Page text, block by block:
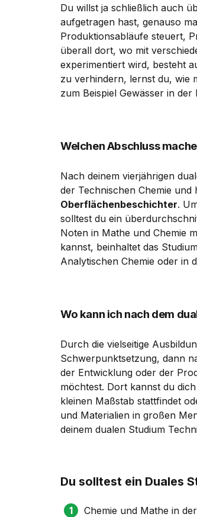
Du willst ja schließlich auch
aufgetragen hast, genauso
Produktionsabläufe steuert,
überall dort, wo mit
experimentiert wird, besteht
zu verhindern, lernst du, wie
zum Beispiel Gewässer in
Welchen Abschluss
Nach deinem vierjährigen
der Technischen Chemie und
Oberflächenbeschichter.
solltest du ein
Noten in Mathe und Chemie
kannst, beinhaltet das
Analytischen Chemie oder in
Wo kann ich nach dem
Durch die vielseitige
Schwerpunktsetzung, dann
der Entwicklung oder der
möchtest. Dort kannst du
kleinen Maßstab stattfindet
und Materialien in großen
deinem dualen Studium
Du solltest ein Duales
Chemie und Mathe in